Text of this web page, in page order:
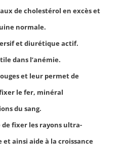
de cholestérol en excès et
normale.
et diurétique actif.
dans l’anémie.
et leur permet de
le fer, minéral
du sang.
de fixer les rayons ultra-
ainsi aide à la croissance